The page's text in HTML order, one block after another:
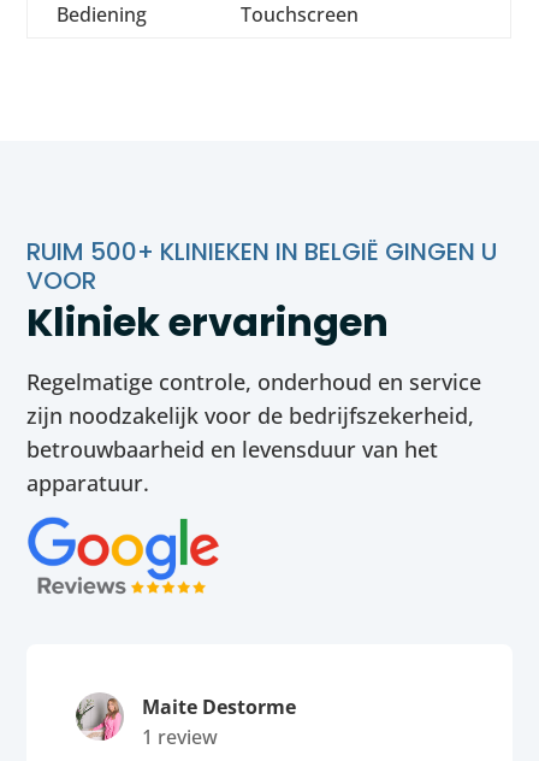
Bediening
Touchscreen
RUIM 500+ KLINIEKEN IN BELGIË GINGEN U
VOOR
Kliniek ervaringen
Regelmatige controle, onderhoud en service
zijn noodzakelijk voor de bedrijfszekerheid,
betrouwbaarheid en levensduur van het
apparatuur.
Maite Destorme
1 review